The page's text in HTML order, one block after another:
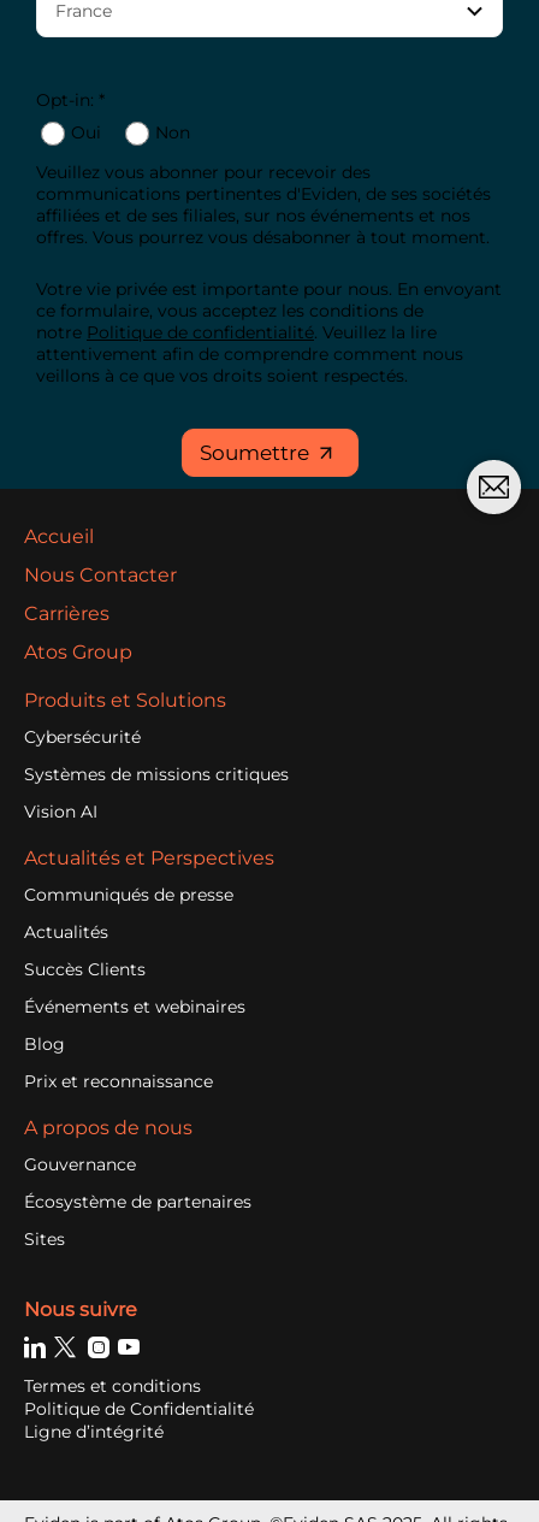
Opt-in: *
Oui
Non
Veuillez vous abonner pour recevoir des
communications pertinentes d'Eviden, de ses sociétés
affiliées et de ses filiales, sur nos événements et nos
offres. Vous pourrez vous désabonner à tout moment.
Votre vie privée est importante pour nous. En envoyant
ce formulaire, vous acceptez les conditions de
notre Politique de confidentialité. Veuillez la lire
attentivement afin de comprendre comment nous
veillons à ce que vos droits soient respectés.
Soumettre
Accueil
Nous Contacter
Carrières
Atos Group
Produits et Solutions
Cybersécurité
Systèmes de missions critiques
Vision AI
Actualités et Perspectives
Communiqués de presse
Actualités
Succès Clients
Événements et webinaires
Blog
Prix et reconnaissance
A propos de nous
Gouvernance
Écosystème de partenaires
Sites
Nous suivre
Termes et conditions
Politique de Confidentialité
Ligne d’intégrité